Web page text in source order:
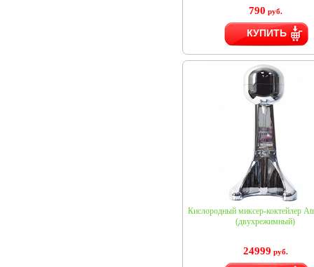
790 руб.
КУПИТЬ
Кислородный миксер-коктейлер
(двухрежимный)
24999 руб.